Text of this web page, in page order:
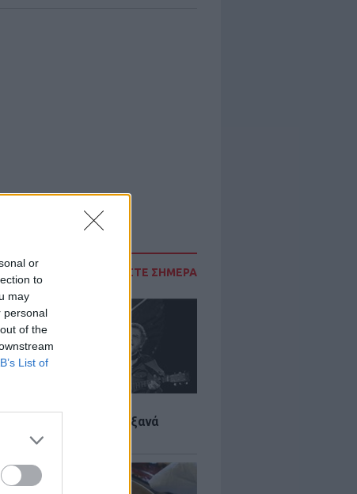
or
to
may
personal
of the
List of
ΔΙΑΒΑΣΤΕ ΣΗΜΕΡΑ
wonders που έγιναν ξανά
από… ατύχημα